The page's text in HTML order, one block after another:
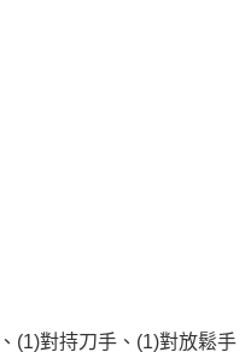
(1)對持刀手、(1)對放鬆手